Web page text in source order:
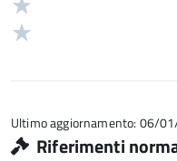
5
Ultimo aggiornamento: 06/
Riferimenti